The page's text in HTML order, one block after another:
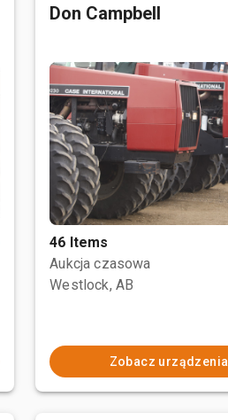
Don Campbell
46 Items
Aukcja czasowa
Westlock, AB
Zobacz urządzenia